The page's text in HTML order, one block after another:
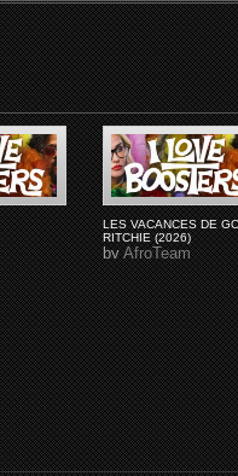
LES VACANCES DE
RITCHIE (2026)
byAfroTeam